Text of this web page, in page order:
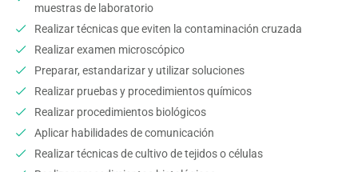
muestras de laboratorio
Realizar técnicas que eviten la contaminación cruzada
Realizar examen microscópico
Preparar, estandarizar y utilizar soluciones
Realizar pruebas y procedimientos químicos
Realizar procedimientos biológicos
Aplicar habilidades de comunicación
Realizar técnicas de cultivo de tejidos o células